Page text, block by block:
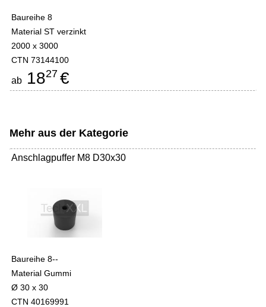
Baureihe 8
Material ST verzinkt
2000 x 3000
CTN 73144100
ab 1827 €
Mehr aus der Kategorie
Anschlagpuffer M8 D30x30
Baureihe 8--
Material Gummi
Ø 30 x 30
CTN 40169991